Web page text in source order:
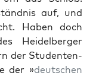
auf, und
Haben doch
Hei­del­berg­er
der Stu­den­ten­
der »deutschen